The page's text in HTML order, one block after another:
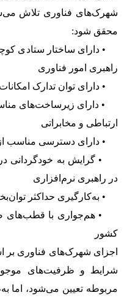
شهرک‌های فناوری تلاش
محقق شود:
• دارای ساختار ستادی
راهبری امور فناوری
• دارای توان تدارک
• دارای زیرساخت‌های
ارتباطی و مخابراتی
• دارای دسترسی مناسب از
• گرایش به خودگردانی
در راهبری نرم‌افزاری
• به‌کارگیری حداکثر
• هم‌جواری با قطب‌های
کشور
اجزای شهرک‌های فناوری بر
شرایط و ظرفیت‌های
مربوطه تعیین می‌شود، اما